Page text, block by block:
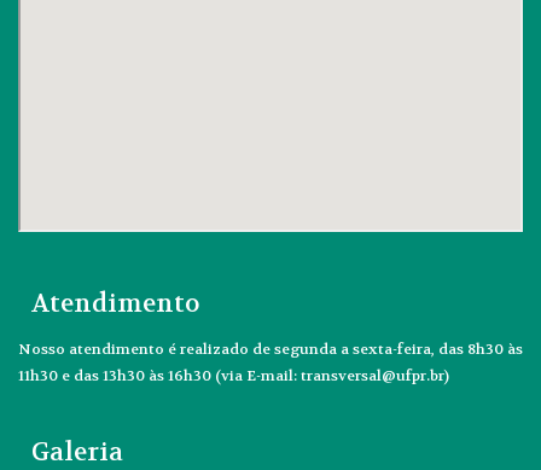
Atendimento
Nosso atendimento é realizado de segunda a sexta-feira, das 8h30 às
11h30 e das 13h30 às 16h30 (via E-mail: transversal@ufpr.br)
Galeria